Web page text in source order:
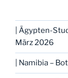
| Ägypten-
März 2026
| Namibia –